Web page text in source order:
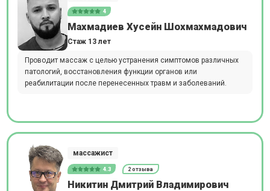
4
Махмадиев Хусейн Шохмахмадович
Стаж 13 лет
Проводит массаж с целью устранения симптомов различных
патологий, восстановления функции органов или
реабилитации после перенесенных травм и заболеваний.
массажист
4.3 2 отзыва
Никитин Дмитрий Владимирович